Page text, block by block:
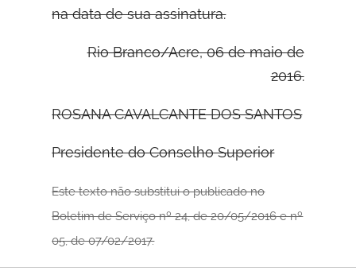
na data de sua assinatura.
Rio Branco/Acre, 06 de maio de
2016.
ROSANA CAVALCANTE DOS SANTOS
Presidente do Conselho Superior
Este texto não substitui o publicado no
Boletim de Serviço nº 24, de 20/05/2016 e nº
05, de 07/02/2017.